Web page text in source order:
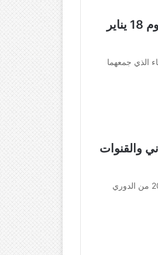
نتيجة مباراة ريال مدريد وإشبيلية في الدوري الإسباني اليوم 18 يناير
الذي جمعهما
والقنوات
يحل إشبيلية ضيفاً على ريال مدريد ضمن أهم مباريات اليوم السبت في الجولة الـ20 من الدوري